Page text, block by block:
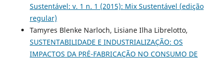
Sustentável: v. 1 n. 1 (2015): Mix Sustentável (edição
regular)
Tamyres Blenke Narloch, Lisiane Ilha Librelotto,
SUSTENTABILIDADE E INDUSTRIALIZAÇÃO: OS
IMPACTOS DA PRÉ-FABRICAÇÃO NO CONSUMO DE